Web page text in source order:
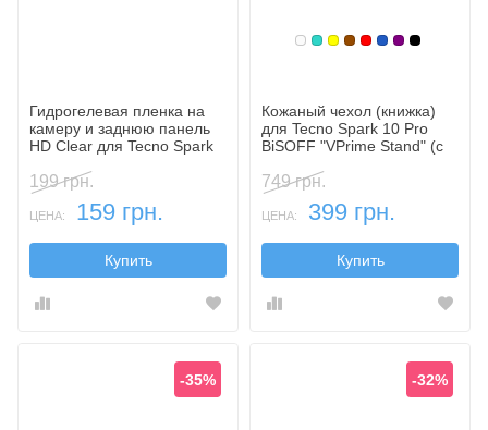
Гидрогелевая пленка на
камеру и заднюю панель
HD Clear для Tecno Spark
199 грн.
ЦЕНА: 159 грн.
Купить
Белый
Бирюзовый
Желтый
Коричневый
Красный
Синий,Черный
Кожаный чехол (книжка)
для Tecno Spark 10 Pro
BiSOFF "VPrime Stand" (с
749 грн.
ЦЕНА: 399 грн.
Купить
-35% -32%